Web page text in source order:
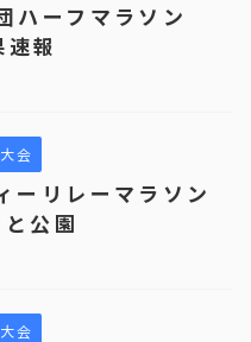
ハーフマラソン
報
会
ーリレーマラソン
公園
会